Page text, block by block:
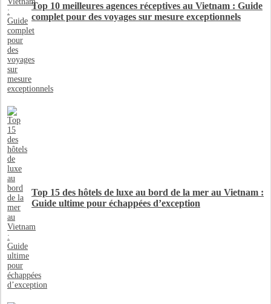
Top 10 meilleures agences réceptives au Vietnam : Guide
complet pour des voyages sur mesure exceptionnels
Top 15 des hôtels de luxe au bord de la mer au Vietnam :
Guide ultime pour échappées d’exception